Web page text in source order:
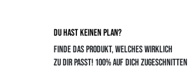
DU HAST KEINEN PLAN?
FINDE DAS PRODUKT, WELCHES WIRKLICH
ZU DIR PASST! 100% AUF DICH ZUGESCHNITTEN